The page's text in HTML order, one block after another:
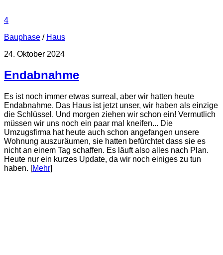
4
Bauphase / Haus
24. Oktober 2024
Endabnahme
Es ist noch immer etwas surreal, aber wir hatten heute
Endabnahme. Das Haus ist jetzt unser, wir haben als einzige
die Schlüssel. Und morgen ziehen wir schon ein! Vermutlich
müssen wir uns noch ein paar mal kneifen... Die
Umzugsfirma hat heute auch schon angefangen unsere
Wohnung auszuräumen, sie hatten befürchtet dass sie es
nicht an einem Tag schaffen. Es läuft also alles nach Plan.
Heute nur ein kurzes Update, da wir noch einiges zu tun
haben. [Mehr]